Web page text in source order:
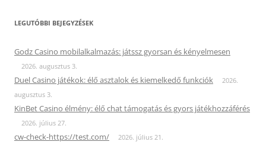
LEGUTÓBBI BEJEGYZÉSEK
Godz Casino mobilalkalmazás: játssz gyorsan és kényelmesen
2026. augusztus 3.
Duel Casino játékok: élő asztalok és kiemelkedő funkciók
2026.
augusztus 3.
KinBet Casino élmény: élő chat támogatás és gyors játékhozzáférés
2026. július 27.
cw-check-https://test.com/ 2026. július 21.